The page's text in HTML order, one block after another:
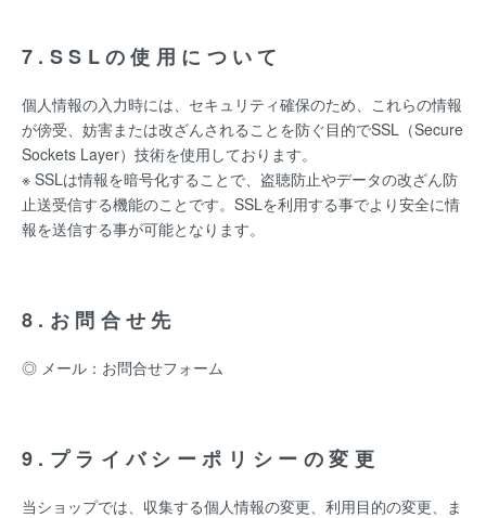
7.SSLの使用について
個人情報の入力時には、セキュリティ確保のため、これらの情報
が傍受、妨害または改ざんされることを防ぐ目的でSSL（Secure
Sockets Layer）技術を使用しております。
※ SSLは情報を暗号化することで、盗聴防止やデータの改ざん防
止送受信する機能のことです。SSLを利用する事でより安全に情
報を送信する事が可能となります。
8.お問合せ先
◎ メール： お問合せフォーム
9.プライバシーポリシーの変更
当ショップでは、収集する個人情報の変更、利用目的の変更、ま